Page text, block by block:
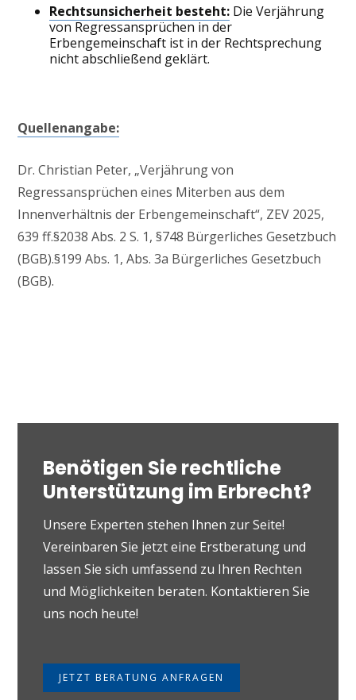
Rechtsunsicherheit besteht: Die Verjährung
von Regressansprüchen in der
Erbengemeinschaft ist in der Rechtsprechung
nicht abschließend geklärt.
Quellenangabe:
Dr. Christian Peter, „Verjährung von
Regressansprüchen eines Miterben aus dem
Innenverhältnis der Erbengemeinschaft“, ZEV 2025,
639 ff.§2038 Abs. 2 S. 1, §748 Bürgerliches Gesetzbuch
(BGB).§199 Abs. 1, Abs. 3a Bürgerliches Gesetzbuch
(BGB).
Benötigen Sie rechtliche
Unterstützung im Erbrecht?
Unsere Experten stehen Ihnen zur Seite!
Vereinbaren Sie jetzt eine Erstberatung und
lassen Sie sich umfassend zu Ihren Rechten
und Möglichkeiten beraten. Kontaktieren Sie
uns noch heute!
JETZT BERATUNG ANFRAGEN